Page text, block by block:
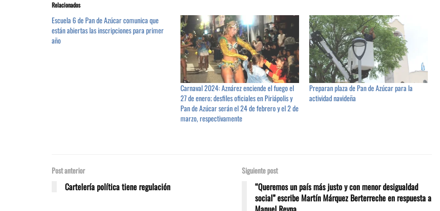
Relacionados
Escuela 6 de Pan de Azúcar comunica que
están abiertas las inscripciones para primer
año
Carnaval 2024: Aznárez enciende el fuego el
27 de enero; desfiles oficiales en Piriápolis y
Pan de Azúcar serán el 24 de febrero y el 2 de
marzo, respectivamente
Preparan plaza de Pan de Azúcar para la
actividad navideña
Post anterior
Cartelería política tiene regulación
Siguiente post
“Queremos un país más justo y con menor desigualdad
social” escribe Martín Márquez Berterreche en respuesta a